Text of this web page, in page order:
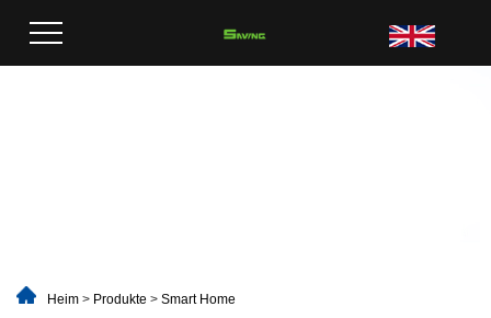
Heim > Produkte > Smart Home